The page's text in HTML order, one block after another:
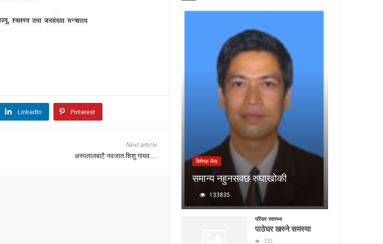
LinkedIn Pinterest
Next article
अस्पतालबाटै नवजात शिशु गायव.....
बिशेषज्ञ लेख
समान्य नहुनसक्छ रुघाखोकी
133835
परिवार स्वास्थ्य
पाठेघर खस्ने समस्या
133